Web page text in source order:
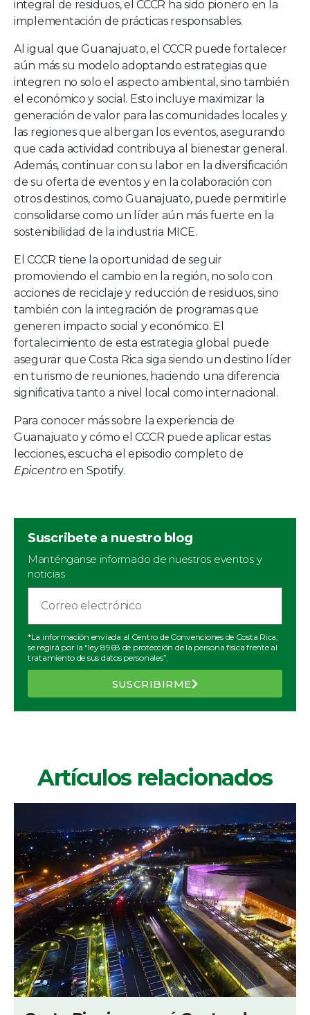
integral de residuos, el CCCR ha sido pionero en la
implementación de prácticas responsables.
Al igual que Guanajuato, el CCCR puede fortalecer
aún más su modelo adoptando estrategias que
integren no solo el aspecto ambiental, sino también
el económico y social. Esto incluye maximizar la
generación de valor para las comunidades locales y
las regiones que albergan los eventos, asegurando
que cada actividad contribuya al bienestar general.
Además, continuar con su labor en la diversificación
de su oferta de eventos y en la colaboración con
otros destinos, como Guanajuato, puede permitirle
consolidarse como un líder aún más fuerte en la
sostenibilidad de la industria MICE.
El CCCR tiene la oportunidad de seguir
promoviendo el cambio en la región, no solo con
acciones de reciclaje y reducción de residuos, sino
también con la integración de programas que
generen impacto social y económico. El
fortalecimiento de esta estrategia global puede
asegurar que Costa Rica siga siendo un destino líder
en turismo de reuniones, haciendo una diferencia
significativa tanto a nivel local como internacional.
Para conocer más sobre la experiencia de
Guanajuato y cómo el CCCR puede aplicar estas
lecciones, escucha el episodio completo de
Epicentroen Spotify.
Suscribete a nuestro blog
Manténganse informado de nuestros eventos y
noticias
*La información enviada al Centro de Convenciones de Costa Rica,
se regirá por la “ley 8968 de protección de la persona física frente al
tratamiento de sus datos personales”.
SUSCRIBIRME
Artículos relacionados